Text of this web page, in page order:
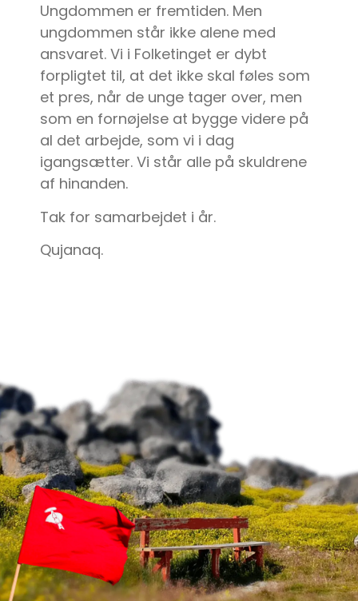
Ungdommen er fremtiden. Men
ungdommen står ikke alene med
ansvaret. Vi i Folketinget er dybt
forpligtet til, at det ikke skal føles som
et pres, når de unge tager over, men
som en fornøjelse at bygge videre på
al det arbejde, som vi i dag
igangsætter. Vi står alle på skuldrene
af hinanden.
Tak for samarbejdet i år.
Qujanaq.